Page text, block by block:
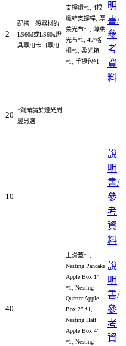
2
配搭一般器材的
LS60d或LS60x燈
具專用卡口專用
支撐環*1, 4根
纖維支撐桿, 厚
柔光布*1, 薄柔
光布*1, 45°格
柵*1, 柔光箱
*1, 手提包*1
明
書/
參
考
資
料
20
*銅頭請於燈光周
邊另選
10
說
明
書/
參
考
資
料
40
上滑蓋*1,
Nesting Pancake
Apple Box 1"
*1, Nesting
Quarter Apple
Box 2” *1,
Nesting Half
Apple Box 4”
*1, Nesting
說
明
書/
參
考
資